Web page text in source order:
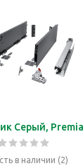
Серый,
в наличии (2)